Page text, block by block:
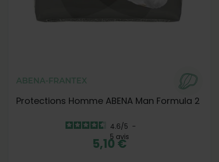
ABENA-FRANTEX
Protections Homme ABENA Man Formula 2
4.6/5 -
5 avis
5,10 €